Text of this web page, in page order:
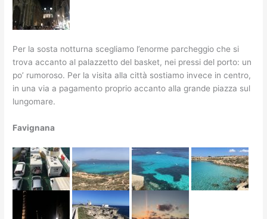
Per la sosta notturna scegliamo l’enorme parcheggio che si
trova accanto al palazzetto del basket, nei pressi del porto: un
po’ rumoroso. Per la visita alla città sostiamo invece in centro,
in una via a pagamento proprio accanto alla grande piazza sul
lungomare.
Favignana